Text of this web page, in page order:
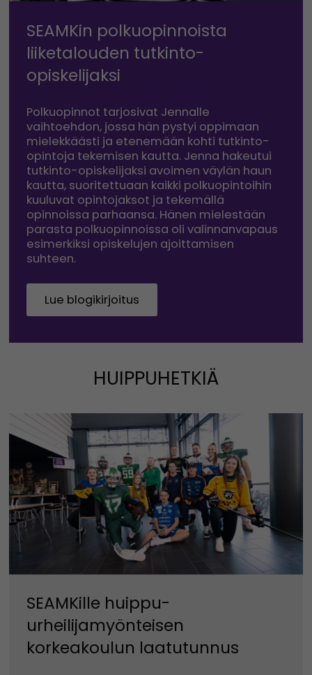
SEAMKin polkuopinnoista
liiketalouden tutkinto-
opiskelijaksi
Polkuopinnot tarjosivat Jennalle
vaihtoehdon, jossa hän pystyi oppimaan
mielekkäästi ja etenemään kohti tutkinto-
opintoja tekemisen kautta. Jenna hakeutui
tutkinto-opiskelijaksi avoimen väylän haun
kautta, suoritettuaan kaikki polkuopintoihin
kuuluvat opintojaksot ja tekemällä
opinnoissa parhaansa. Hänen mielestään
parasta polkuopinnoissa oli valinnanvapaus
esimerkiksi opiskelujen ajoittamisen
suhteen.
Lue blogikirjoitus
HUIPPUHETKIÄ
SEAMKille huippu-
urheilijamyönteisen
korkeakoulun laatutunnus